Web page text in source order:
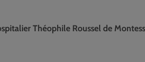
Théophile Roussel de